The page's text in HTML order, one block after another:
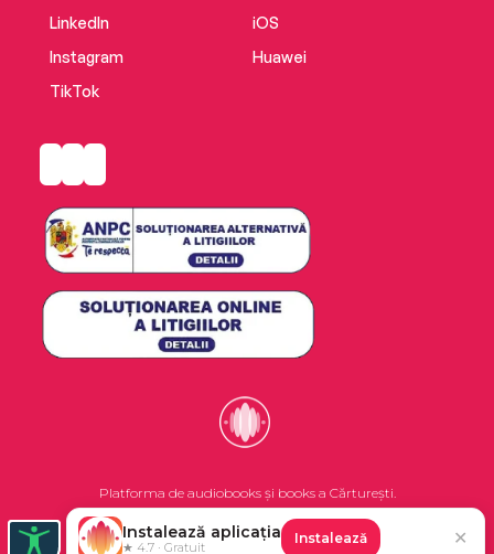
LinkedIn
Instagram
TikTok
iOS
Huawei
Platforma de audiobooks și books a Cărturești.
©2026 Nemo EPG SRL. Toate drepturile rezervate.
Instalează aplicația
★ 4.7 · Gratuit
Instalează ✕